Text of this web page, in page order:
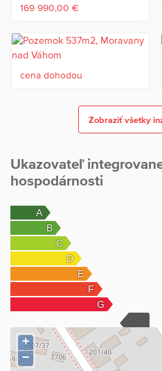
člen Realitnej Únie Slovenskej
169 990,00 €
cena dohodou
Zobraziť všetky
Ukazovateľ
hospodárnosti
+
−